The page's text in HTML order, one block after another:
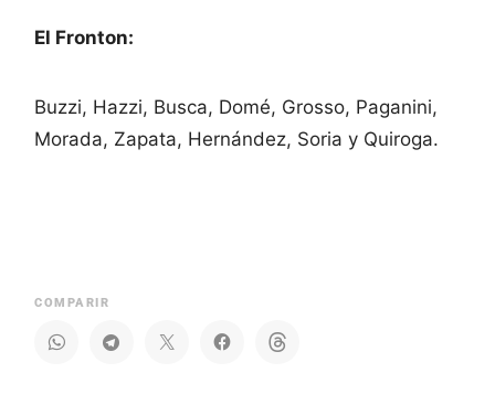
El Fronton:
Buzzi, Hazzi, Busca, Domé, Grosso, Paganini,
Morada, Zapata, Hernández, Soria y Quiroga.
COMPARIR